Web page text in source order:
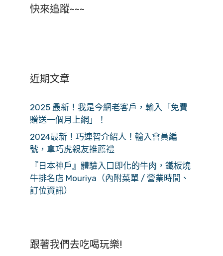
快來追蹤~~~
近期文章
2025 最新！我是今網老客戶，輸入「免費
贈送一個月上網」！
2024最新！巧連智介紹人！輸入會員編
號，拿巧虎親友推薦禮
『日本神戶』體驗入口即化的牛肉，鐵板燒
牛排名店 Mouriya（內附菜單 / 營業時間、
訂位資訊）
跟著我們去吃喝玩樂!